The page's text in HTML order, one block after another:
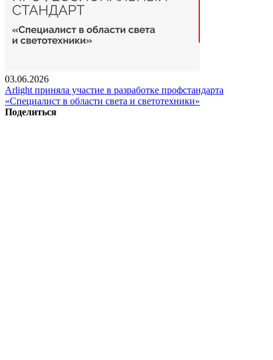
03.06.2026
Arlight приняла участие в разработке профстандарта
«Специалист в области света и светотехники»
Поделиться